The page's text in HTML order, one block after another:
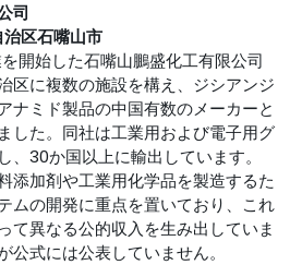
司
区石嘴山市
開始した石嘴山鵬盛化工有限公司
区に複数の施設を構え、ジシアンジ
ナミド製品の中国有数のメーカーと
した。同社は工業用および電子用グ
、30か国以上に輸出しています。
添加剤や工業用化学品を製造するた
ムの開発に重点を置いており、これ
て異なる公的収入を生み出していま
公式には公表していません。